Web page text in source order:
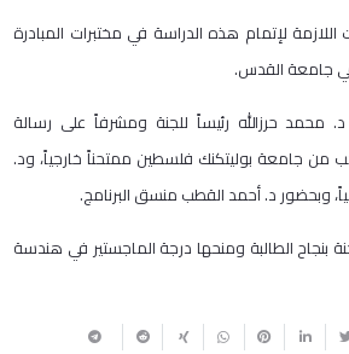
اللازمة لإتمام هذه الدراسة في مختبرات المبادرة
جامعة القدس.
محمد حرزالله رئيساً للجنة ومشرفاً على رسالة
من جامعة بوليتكنك فلسطين ممتحناً خارجياً، ود.
وبحضور د. أحمد القطب منسق البرنامج.
بنجاح الطالبة ومنحها درجة الماجستير في هندسة